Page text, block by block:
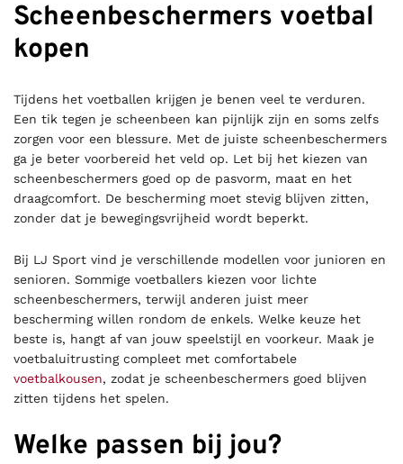
Scheenbeschermers voetbal
kopen
Tijdens het voetballen krijgen je benen veel te verduren.
Een tik tegen je scheenbeen kan pijnlijk zijn en soms zelfs
zorgen voor een blessure. Met de juiste scheenbeschermers
ga je beter voorbereid het veld op. Let bij het kiezen van
scheenbeschermers goed op de pasvorm, maat en het
draagcomfort. De bescherming moet stevig blijven zitten,
zonder dat je bewegingsvrijheid wordt beperkt.
Bij LJ Sport vind je verschillende modellen voor junioren en
senioren. Sommige voetballers kiezen voor lichte
scheenbeschermers, terwijl anderen juist meer
bescherming willen rondom de enkels. Welke keuze het
beste is, hangt af van jouw speelstijl en voorkeur. Maak je
voetbaluitrusting compleet met comfortabele
voetbalkousen, zodat je scheenbeschermers goed blijven
zitten tijdens het spelen.
Welke passen bij jou?